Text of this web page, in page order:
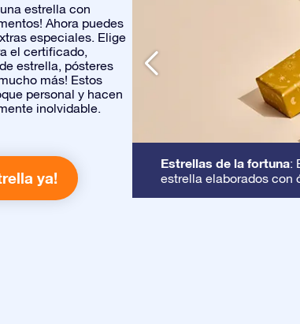
estrella con
Ahora puedes
especiales. Elige
el certificado,
estrella, pósteres
más! Estos
personal y hacen
inolvidable.
ya!
Estrellas de la fortuna:
estrella elaborados con